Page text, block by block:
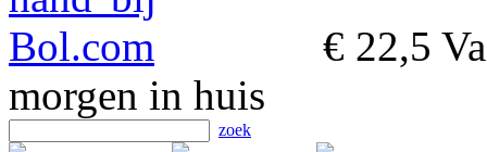
€ 22,5
morgen in huis
zoek